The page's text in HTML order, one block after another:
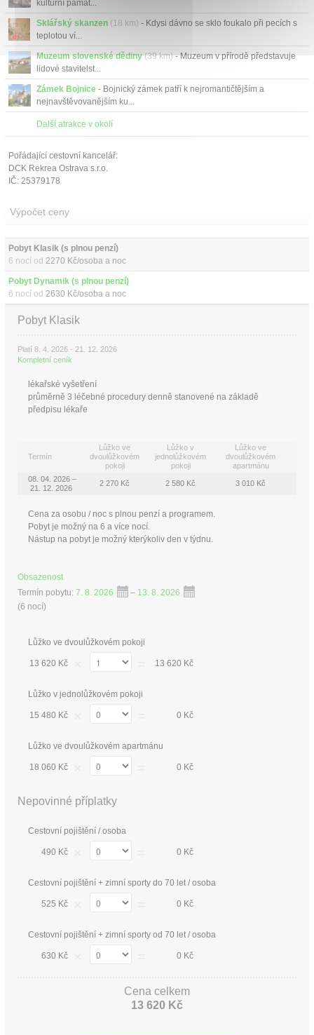
kulturní památ...
Sklářský skanzen (18 km) - Kdysi dávno se sklo foukalo při pecích s
teplotou ví...
Muzeum slovenské dědiny (39 km)- Muzeum v přírodě představuje
lidové stavitelst...
Zámek Bojnice - Bojnický zámek patří k nejromantičtějším a
nejnavštěvovanějším ku...
Další atrakce v okolí
Pořádající cestovní kancelář:
DCK Rekrea Ostrava s.r.o.
IČ: 25379178
Výpočet ceny
Pobyt Klasik (s plnou penzí)
6 nocí od 2270 Kč/osoba a noc
Pobyt Dynamik (s plnou penzí)
6 nocí od 2630 Kč/osoba a noc
Pobyt Klasik
Platí 8. 4. 2026 - 21. 12. 2026
Kompletní ceník
lékařské vyšetření
průměrně 3 léčebné procedury denně stanovené na základě
předpisu lékaře
Termín
Lůžko ve
dvoulůžkovém
pokoji
Lůžko v
jednolůžkovém
pokoji
Lůžko ve
dvoulůžkovém
apartmánu
08. 04. 2026 –
21. 12. 2026
2 270 Kč 2 580 Kč 3 010 Kč
Cena za osobu / noc s plnou penzí a programem.
Pobyt je možný na 6 a více nocí.
Nástup na pobyt je možný kterýkoliv den v týdnu.
Obsazenost
Termín pobytu: 7. 8. 2026 – 13. 8. 2026
(6 nocí)
Lůžko ve dvoulůžkovém pokoji
13 620 Kč 13 620 Kč
Lůžko v jednolůžkovém pokoji
15 480 Kč 0 Kč
Lůžko ve dvoulůžkovém apartmánu
18 060 Kč 0 Kč
Nepovinné příplatky
Cestovní pojištění / osoba
490 Kč 0 Kč
Cestovní pojištění + zimní sporty do 70 let / osoba
525 Kč 0 Kč
Cestovní pojištění + zimní sporty od 70 let / osoba
630 Kč 0 Kč
Cena celkem
13 620 Kč